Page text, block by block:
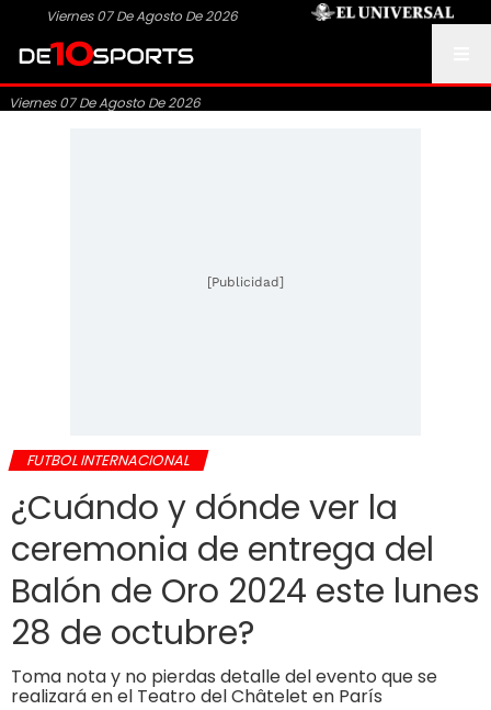
Viernes 07 De Agosto De 2026
Viernes 07 De Agosto De 2026
[Publicidad]
FUTBOL INTERNACIONAL
¿Cuándo y dónde ver la
ceremonia de entrega del
Balón de Oro 2024 este lunes
28 de octubre?
Toma nota y no pierdas detalle del evento que se
realizará en el Teatro del Châtelet en París